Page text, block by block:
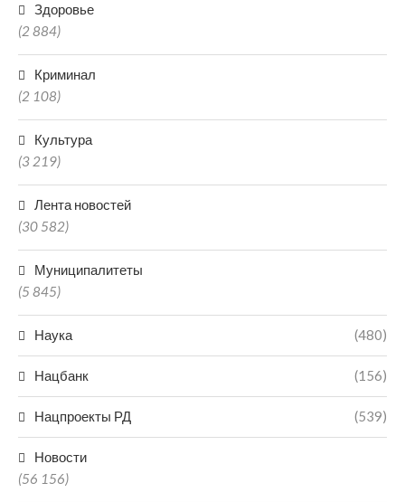
Здоровье
(2 884)
Криминал
(2 108)
Культура
(3 219)
Лента новостей
(30 582)
Муниципалитеты
(5 845)
Наука (480)
Нацбанк (156)
Нацпроекты РД (539)
Новости
(56 156)